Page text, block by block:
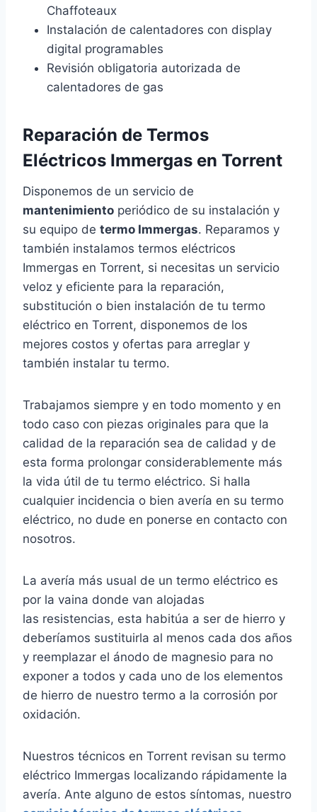
Chaffoteaux
Instalación de calentadores con display
digital programables
Revisión obligatoria autorizada de
calentadores de gas
Reparación de Termos
Eléctricos Immergas en Torrent
Disponemos de un servicio de
mantenimiento periódico de su instalación y
su equipo de termo Immergas. Reparamos y
también instalamos termos eléctricos
Immergas en Torrent, si necesitas un servicio
veloz y eficiente para la reparación,
substitución o bien instalación de tu termo
eléctrico en Torrent, disponemos de los
mejores costos y ofertas para arreglar y
también instalar tu termo.
Trabajamos siempre y en todo momento y en
todo caso con piezas originales para que la
calidad de la reparación sea de calidad y de
esta forma prolongar considerablemente más
la vida útil de tu termo eléctrico. Si halla
cualquier incidencia o bien avería en su termo
eléctrico, no dude en ponerse en contacto con
nosotros.
La avería más usual de un termo eléctrico es
por la vaina donde van alojadas
las resistencias, esta habitúa a ser de hierro y
deberíamos sustituirla al menos cada dos años
y reemplazar el ánodo de magnesio para no
exponer a todos y cada uno de los elementos
de hierro de nuestro termo a la corrosión por
oxidación.
Nuestros técnicos en Torrent revisan su termo
eléctrico Immergas localizando rápidamente la
avería. Ante alguno de estos síntomas, nuestro